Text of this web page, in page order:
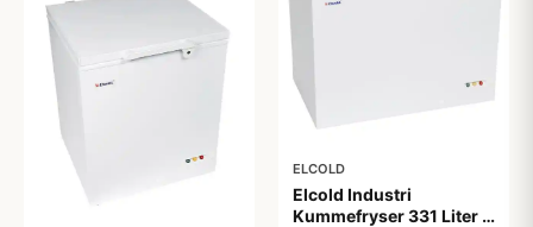
ELCOLD
Elcold Industri
Kummefryser 331 Liter -